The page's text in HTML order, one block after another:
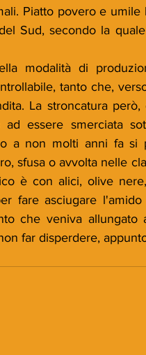
Piatto povero e umile
Sud, secondo la
modalità di
tanto che,
La stroncatura
ad essere smerciata
a non molti anni fa si
sfusa o avvolta nelle
è con alici, olive
fare asciugare
che veniva allungato
far disperdere,